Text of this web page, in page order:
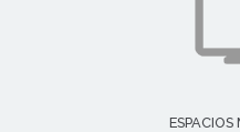
ESPACIOS